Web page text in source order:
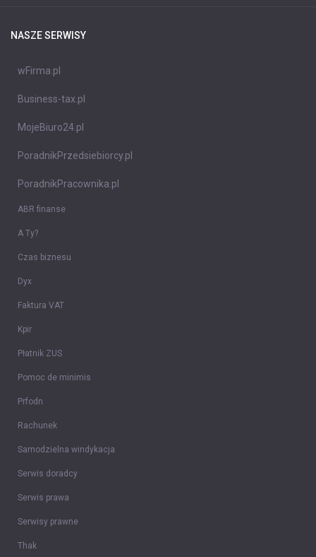
NASZE SERWISY
wFirma.pl
Business-tax.pl
MojeBiuro24.pl
PoradnikPrzedsiebiorcy.pl
PoradnikPracownika.pl
ABR finanse
A Ty?
Czas biznesu
Dyx
Faktura VAT
Kpir
Płatnik ZUS
Pomoc de minimis
Prfodn
Rachunek
Samodzielna windykacja
Serwis doradcy
Serwis prawa
Serwisy prawne
Thak